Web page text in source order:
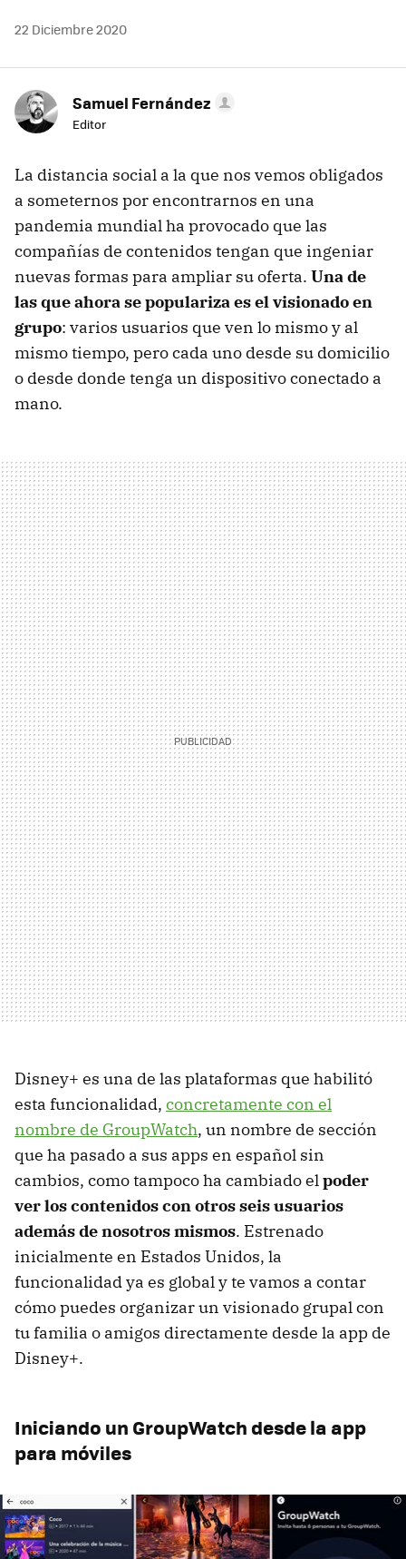
22 Diciembre 2020
Samuel Fernández
Editor
La distancia social a la que nos vemos obligados
a someternos por encontrarnos en una
pandemia mundial ha provocado que las
compañías de contenidos tengan que ingeniar
nuevas formas para ampliar su oferta. Una de
las que ahora se populariza es el visionado en
grupo: varios usuarios que ven lo mismo y al
mismo tiempo, pero cada uno desde su domicilio
o desde donde tenga un dispositivo conectado a
mano.
Disney+ es una de las plataformas que habilitó
esta funcionalidad, concretamente con el
nombre de GroupWatch, un nombre de sección
que ha pasado a sus apps en español sin
cambios, como tampoco ha cambiado elpoder
ver los contenidos con otros seis usuarios
además de nosotros mismos. Estrenado
inicialmente en Estados Unidos, la
funcionalidad ya es global y te vamos a contar
cómo puedes organizar un visionado grupal con
tu familia o amigos directamente desde la app de
Disney+.
Iniciando un GroupWatch desde la app
para móviles